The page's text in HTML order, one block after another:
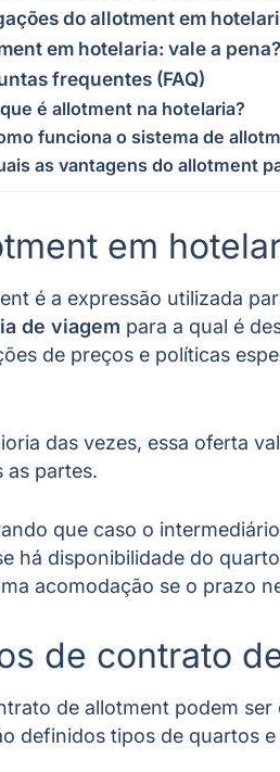
do allotment em
em hotelaria: vale a pena?
frequentes (FAQ)
é allotment na hotelaria?
funciona o sistema de
as vantagens do allotment
em
é a expressão utilizada
de viagem para a qual é
de preços e políticas
das vezes, essa oferta
as partes.
que caso o
há disponibilidade do
acomodação se o prazo
de contrato
de allotment podem ser
definidos tipos de quartos